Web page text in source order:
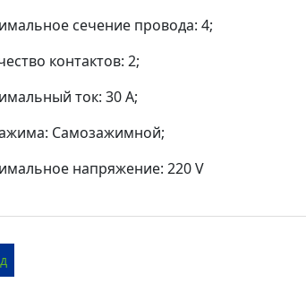
сечение провода: 4;
контактов: 2;
ток: 30 А;
Самозажимной;
напряжение: 220 V